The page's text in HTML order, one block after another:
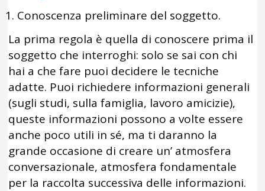
Conoscenza preliminare del soggetto.
La prima regola è quella di conoscere prima il
soggetto che interroghi: solo se sai con chi
hai a che fare puoi decidere le tecniche
adatte. Puoi richiedere informazioni generali
(sugli studi, sulla famiglia, lavoro amicizie),
queste informazioni possono a volte essere
anche poco utili in sé, ma ti daranno la
grande occasione di creare un’ atmosfera
conversazionale, atmosfera fondamentale
per la raccolta successiva delle informazioni.